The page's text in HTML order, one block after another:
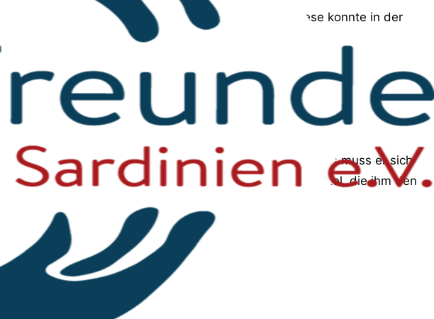
zusammen gekommen und unser sanfter Riese konnte in der
in der Knochenstruktur hat, also einen Haarriss. Dies muss er sich
alleine und Solomon bekommt weiterhin Schmerzmittel, die ihm den
gewesen.